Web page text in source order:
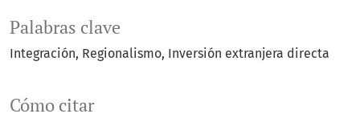
Palabras clave
Integración Regionalismo Inversión extranjera directa
Cómo citar